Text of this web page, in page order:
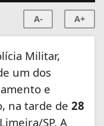
A- A+
Militar,
um dos
e
na tarde de 28
SP. A